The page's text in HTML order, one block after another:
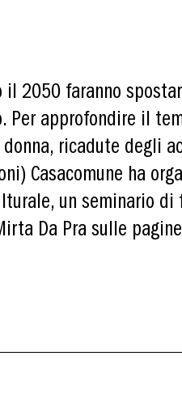
il 2050 faranno
Per approfondire il
ricadute degli
Casacomune ha
un seminario di
Da Pra sulle